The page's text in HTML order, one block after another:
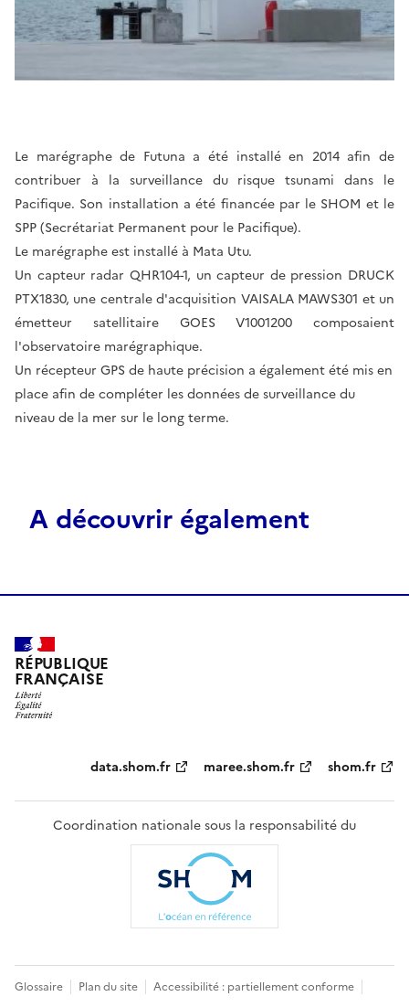
Le marégraphe de Futuna a été installé en 2014 afin de
contribuer à la surveillance du risque tsunami dans le
Pacifique. Son installation a été financée par le SHOM et le
SPP (Secrétariat Permanent pour le Pacifique).
Le marégraphe est installé à Mata Utu.
Un capteur radar QHR104-1, un capteur de pression DRUCK
PTX1830, une centrale d'acquisition VAISALA MAWS301 et un
émetteur satellitaire GOES V1001200 composaient
l'observatoire marégraphique.
Un récepteur GPS de haute précision a également été mis en
place afin de compléter les données de surveillance du
niveau de la mer sur le long terme.
A découvrir également
RÉPUBLIQUE
FRANÇAISE
Partenaires
data.shom.fr maree.shom.fr shom.fr
Coordination nationale sous la responsabilité du
Pied
Glossaire Plan du site Accessibilité : partiellement conforme